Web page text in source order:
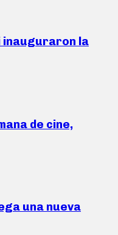
inauguraron la
de cine,
una nueva